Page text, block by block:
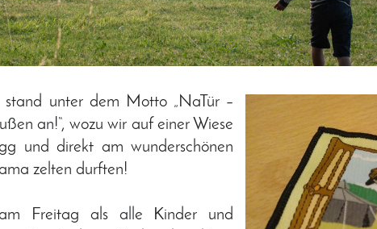
stand unter dem Motto „NaTür –
an!“, wozu wir auf einer Wiese
und direkt am wunderschönen
zelten durften!
Freitag als alle Kinder und